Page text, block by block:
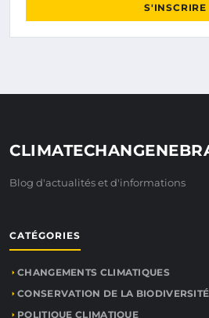
S'INSCRIRE
Blog d'actualités et d'informations
CATÉGORIES
CHANGEMENTS CLIMATIQUES
CONSERVATION DE LA BIODIVERSITÉ
POLITIQUE CLIMATIQUE